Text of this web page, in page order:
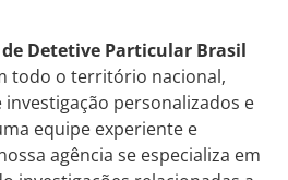
Detetive Particular Brasil
todo o território nacional,
personalizados e
equipe experiente e
agência se especializa em